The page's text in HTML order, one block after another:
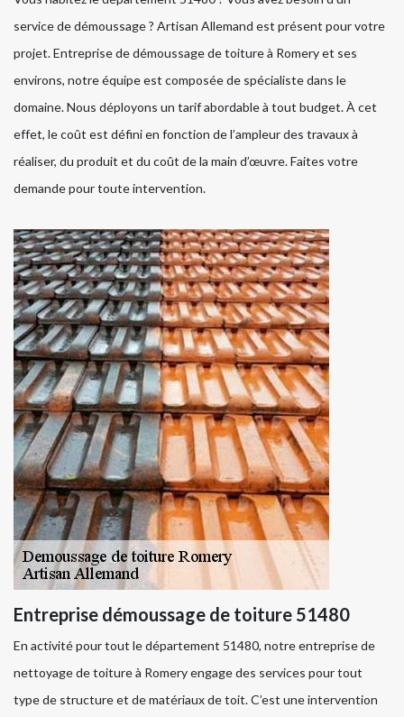
service de démoussage ? Artisan Allemand est présent pour votre
projet. Entreprise de démoussage de toiture à Romery et ses
environs, notre équipe est composée de spécialiste dans le
domaine. Nous déployons un tarif abordable à tout budget. À cet
effet, le coût est défini en fonction de l’ampleur des travaux à
réaliser, du produit et du coût de la main d’œuvre. Faites votre
demande pour toute intervention.
Entreprise démoussage de toiture 51480
En activité pour tout le département 51480, notre entreprise de
nettoyage de toiture à Romery engage des services pour tout
type de structure et de matériaux de toit. C’est une intervention